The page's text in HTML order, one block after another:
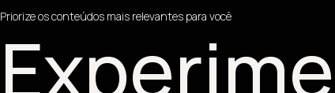
Priorize os conteúdos mais relevantes para você